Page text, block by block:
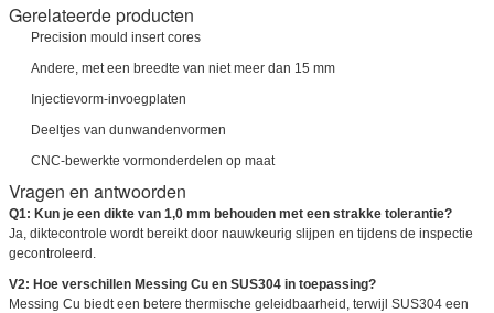
VERZENDEN
Gerelateerde producten
Precision mould insert cores
Andere, met een breedte van niet meer dan 15 mm
Injectievorm-invoegplaten
Deeltjes van dunwandenvormen
CNC-bewerkte vormonderdelen op maat
Vragen en antwoorden
Q1: Kun je een dikte van 1,0 mm behouden met een strakke tolerantie?
Ja, diktecontrole wordt bereikt door nauwkeurig slijpen en tijdens de inspectie
gecontroleerd.
V2: Hoe verschillen Messing Cu en SUS304 in toepassing?
Messing Cu biedt een betere thermische geleidbaarheid, terwijl SUS304 een